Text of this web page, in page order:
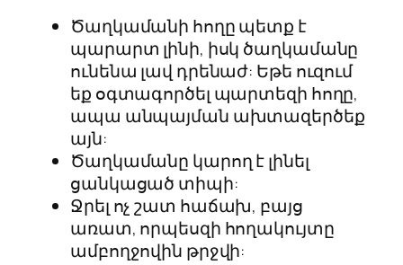
Ծաղկամանի հողը պետք է
պարարտ լինի, իսկ ծաղկամանը
ունենա լավ դրենաժ: Եթե ուզում
եք օգտագործել պարտեզի հողը,
ապա անպայման ախտազերծեք
այն:
Ծաղկամանը կարող է լինել
ցանկացած տիպի:
Ջրել ոչ շատ հաճախ, բայց
առատ, որպեսզի հողակույտը
ամբողջովին թրջվի: